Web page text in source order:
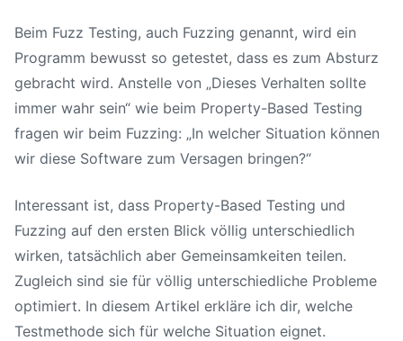
Beim Fuzz Testing, auch Fuzzing genannt, wird ein
Programm bewusst so getestet, dass es zum Absturz
gebracht wird. Anstelle von „Dieses Verhalten sollte
immer wahr sein“ wie beim Property-Based Testing
fragen wir beim Fuzzing: „In welcher Situation können
wir diese Software zum Versagen bringen?“
Interessant ist, dass Property-Based Testing und
Fuzzing auf den ersten Blick völlig unterschiedlich
wirken, tatsächlich aber Gemeinsamkeiten teilen.
Zugleich sind sie für völlig unterschiedliche Probleme
optimiert. In diesem Artikel erkläre ich dir, welche
Testmethode sich für welche Situation eignet.